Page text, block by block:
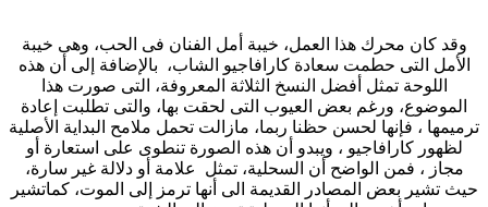
وقد كان محرك هذا العمل، خيبة أمل الفنان فى الحب، وهى خيبة
الأمل التى حطمت سعادة كارافاجيو الشاب، بالإضافة إلى أن هذه
اللوحة تمثل أفضل النسخ الثلاثة المعروفة، التى صورت هذا
الموضوع، ورغم بعض العيوب التى لحقت بها، والتى تطلبت إعادة
ترميمها ، فإنها لحسن حظنا ربما، مازالت تحمل ملامح البداية الأصلية
لظهور كارافاجيو ، ويبدو أن هذه الصورة تنطوى على استعارة أو
مجاز ، فمن الواضح أن السحلية، تمثل علامة أو دلالة غير سارة،
حيث تشير بعض المصادر القديمة الى أنها ترمز إلى الموت، كماتشير